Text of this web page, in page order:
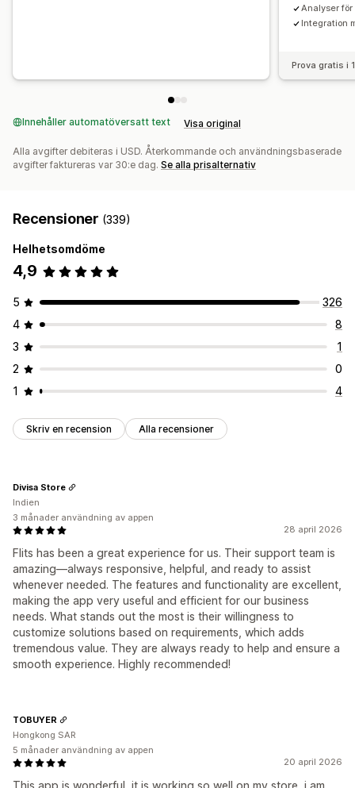
Analyser
Integration
Prova gratis i
Innehåller automatöversatt text Visa original
Alla avgifter debiteras i USD. Återkommande och användningsbaserade
avgifter faktureras var 30:e dag. Se alla prisalternativ
Recensioner (339)
Helhetsomdöme
4,9
5
326
4
8
3
1
2
0
1
4
Skriv en recension Alla recensioner
28 april 2026
Flits has been a great experience for us. Their support team is
amazing—always responsive, helpful, and ready to assist
whenever needed. The features and functionality are excellent,
making the app very useful and efficient for our business
needs. What stands out the most is their willingness to
customize solutions based on requirements, which adds
tremendous value. They are always ready to help and ensure a
smooth experience. Highly recommended!
Divisa Store
Indien
3 månader användning av appen
20 april 2026
TOBUYER
Hongkong SAR
5 månader användning av appen